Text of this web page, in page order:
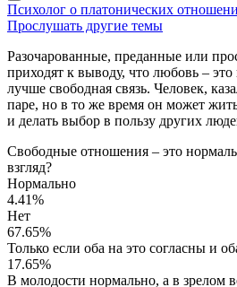
Психолог о платонических
Прослушать другие темы
Разочарованные, преданные или
приходят к выводу, что любовь – это
лучше свободная связь. Человек,
паре, но в то же время он может
и делать выбор в пользу других
Свободные отношения – это
взгляд?
Нормально
4.41%
Нет
67.65%
Только если оба на это согласны и
17.65%
В молодости нормально, а в зрелом